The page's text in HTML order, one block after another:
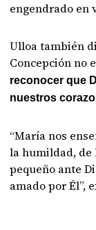
engendrado en
Ulloa también
Concepción no
reconocer que
nuestros
“María nos
la humildad, de
pequeño ante
amado por Él”,